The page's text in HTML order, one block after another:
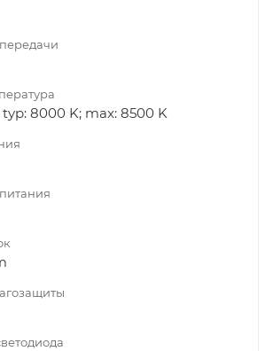
8000 K; max: 8500 K